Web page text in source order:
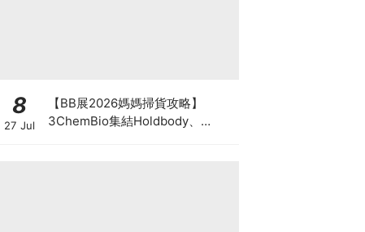
8
27 Jul
【BB展2026媽媽掃貨攻略】
3ChemBio集結Holdbody、